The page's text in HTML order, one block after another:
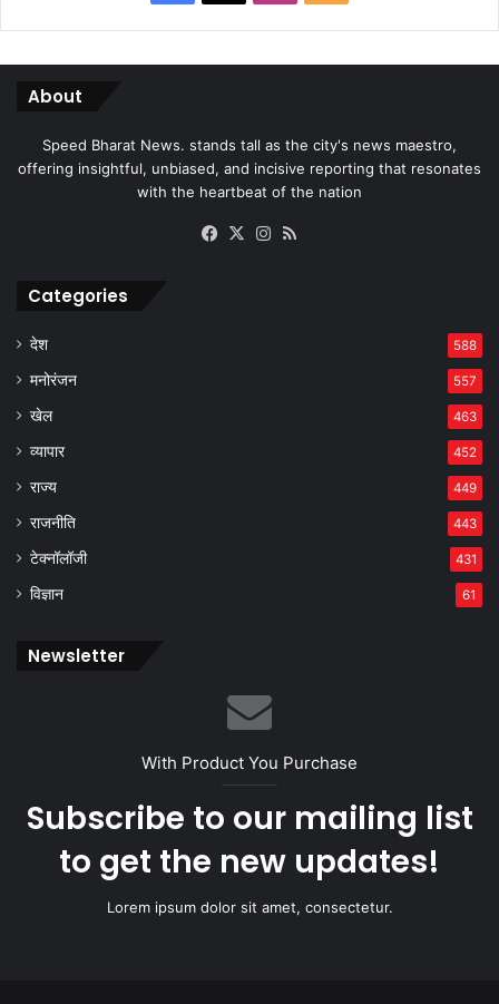
About
Speed Bharat News. stands tall as the city's news maestro,
offering insightful, unbiased, and incisive reporting that resonates
with the heartbeat of the nation
Facebook
X Instagram
Categories
देश 588
मनोरंजन 557
खेल 463
व्यापार 452
राज्य 449
राजनीति 443
टेक्नॉलॉजी 431
विज्ञान 61
Newsletter
With Product You Purchase
Subscribe to our mailing list
to get the new updates!
Lorem ipsum dolor sit amet, consectetur.